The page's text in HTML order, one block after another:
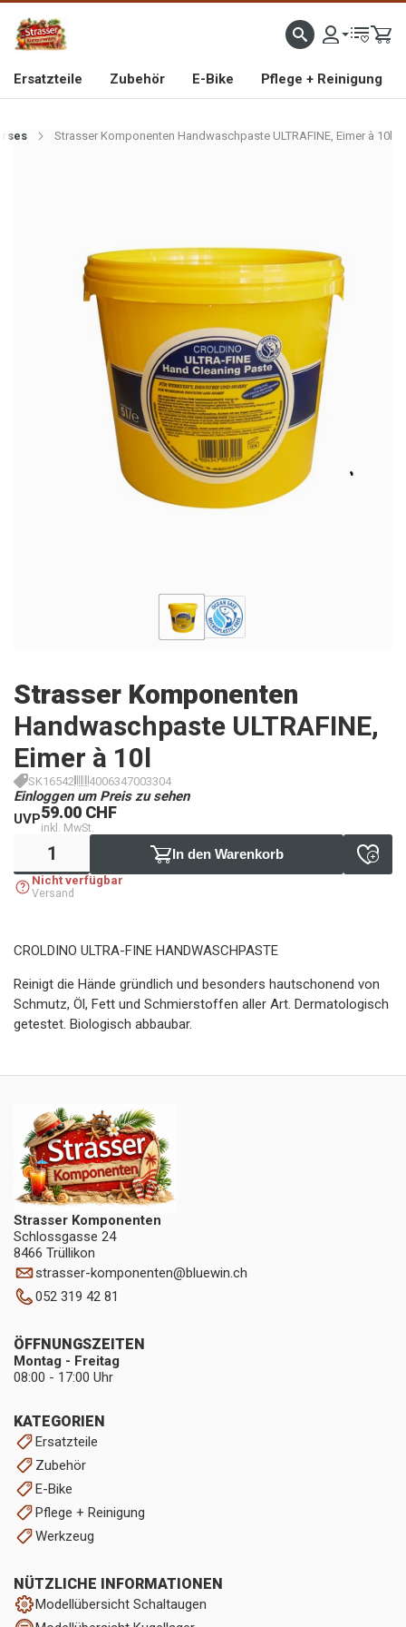
IMPORTEUR VON HOCHWERTIGEN FAHRRAD- UND MOFAERSATZTEILEN SEIT 1993
Ersatzteile Zubehör E-Bike Pflege + Reinigung
Strasser Komponenten Handwaschpaste ULTRAFINE, Eimer à 10l
Strasser Komponenten
Handwaschpaste ULTRAFINE,
Eimer à 10l
SK16542 4006347003304
Einloggen um Preis zu sehen
UVP59.00 CHF
inkl. MwSt.
In den Warenkorb
Nicht verfügbar
Versand
CROLDINO ULTRA-FINE HANDWASCHPASTE
Reinigt die Hände gründlich und besonders hautschonend von
Schmutz, Öl, Fett und Schmierstoffen aller Art. Dermatologisch
getestet. Biologisch abbaubar.
Strasser Komponenten
Schlossgasse 24
8466 Trüllikon
strasser-komponenten@bluewin.ch
052 319 42 81
KATEGORIEN
Ersatzteile
Zubehör
E-Bike
Pflege + Reinigung
Werkzeug
NÜTZLICHE INFORMATIONEN
Modellübersicht Schaltaugen
ÖFFNUNGSZEITEN
Montag - Freitag
08:00 - 17:00 Uhr